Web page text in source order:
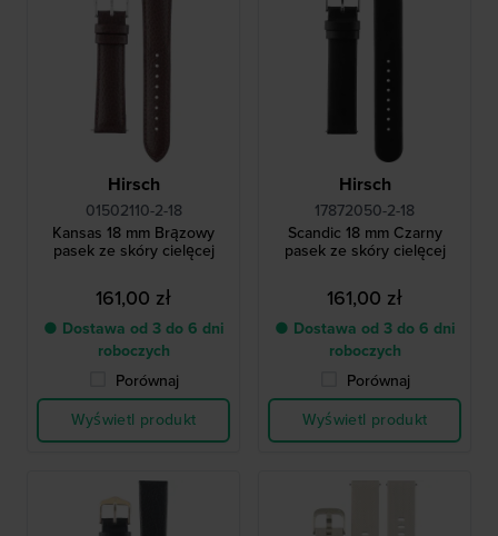
Hirsch
01502110-2-18
Kansas 18 mm Brązowy
pasek ze skóry cielęcej
161,00 zł
● Dostawa od 3 do 6 dni
roboczych
Porównaj
Wyświetl produkt
Hirsch
17872050-2-18
Scandic 18 mm Czarny
pasek ze skóry cielęcej
161,00 zł
● Dostawa od 3 do 6 dni
roboczych
Porównaj
Wyświetl produkt